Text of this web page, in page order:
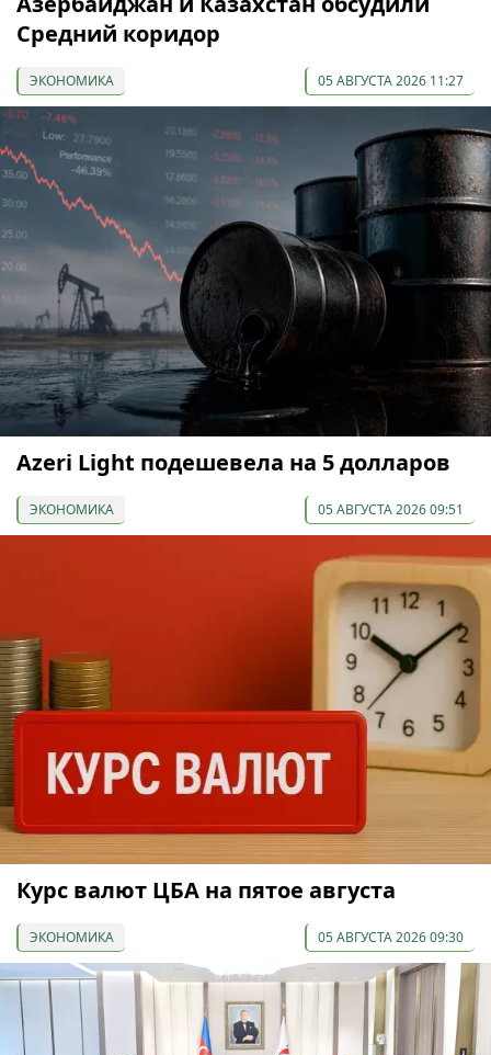
Средний коридор
ЭКОНОМИКА 05 АВГУСТА 2026 11:27
Azeri Light подешевела на 5 долларов
ЭКОНОМИКА 05 АВГУСТА 2026 09:51
Курс валют ЦБА на пятое августа
ЭКОНОМИКА 05 АВГУСТА 2026 09:30